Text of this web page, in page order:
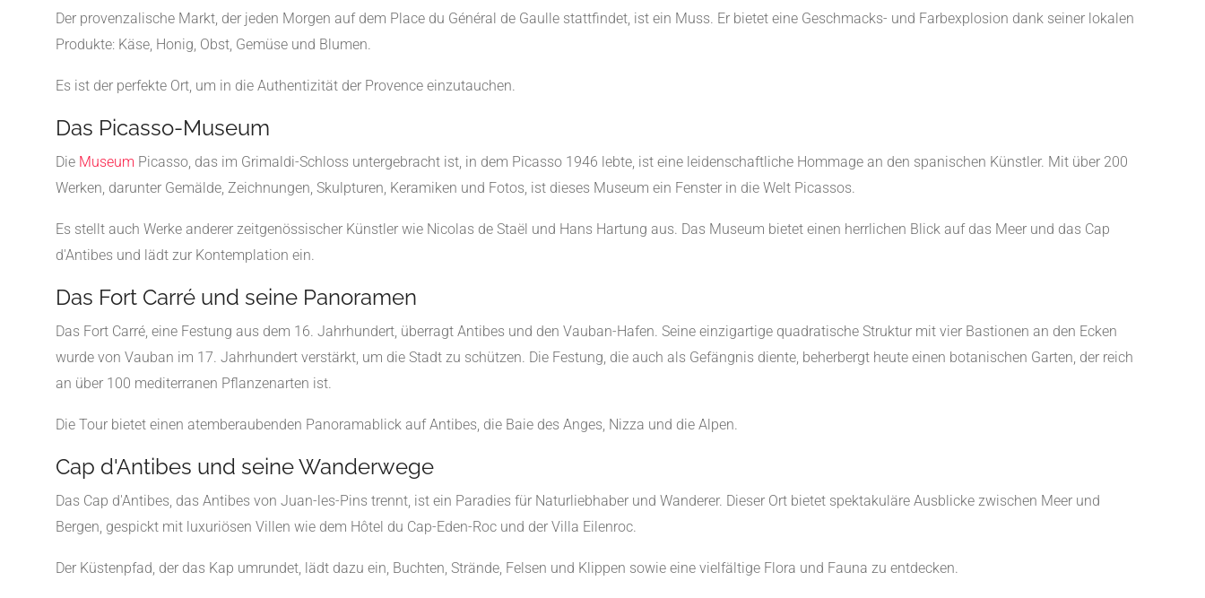
Der provenzalische Markt, der jeden Morgen auf dem Place du Général de Gaulle stattfindet, ist ein Muss. Er bietet eine Geschmacks- und Farbexplosion dank seiner lokalen
Produkte: Käse, Honig, Obst, Gemüse und Blumen.
Es ist der perfekte Ort, um in die Authentizität der Provence einzutauchen.
Das Picasso-Museum
Die Museum Picasso, das im Grimaldi-Schloss untergebracht ist, in dem Picasso 1946 lebte, ist eine leidenschaftliche Hommage an den spanischen Künstler. Mit über 200
Werken, darunter Gemälde, Zeichnungen, Skulpturen, Keramiken und Fotos, ist dieses Museum ein Fenster in die Welt Picassos.
Es stellt auch Werke anderer zeitgenössischer Künstler wie Nicolas de Staël und Hans Hartung aus. Das Museum bietet einen herrlichen Blick auf das Meer und das Cap
d'Antibes und lädt zur Kontemplation ein.
Das Fort Carré und seine Panoramen
Das Fort Carré, eine Festung aus dem 16. Jahrhundert, überragt Antibes und den Vauban-Hafen. Seine einzigartige quadratische Struktur mit vier Bastionen an den Ecken
wurde von Vauban im 17. Jahrhundert verstärkt, um die Stadt zu schützen. Die Festung, die auch als Gefängnis diente, beherbergt heute einen botanischen Garten, der reich
an über 100 mediterranen Pflanzenarten ist.
Die Tour bietet einen atemberaubenden Panoramablick auf Antibes, die Baie des Anges, Nizza und die Alpen.
Cap d'Antibes und seine Wanderwege
Das Cap d'Antibes, das Antibes von Juan-les-Pins trennt, ist ein Paradies für Naturliebhaber und Wanderer. Dieser Ort bietet spektakuläre Ausblicke zwischen Meer und
Bergen, gespickt mit luxuriösen Villen wie dem Hôtel du Cap-Eden-Roc und der Villa Eilenroc.
Der Küstenpfad, der das Kap umrundet, lädt dazu ein, Buchten, Strände, Felsen und Klippen sowie eine vielfältige Flora und Fauna zu entdecken.